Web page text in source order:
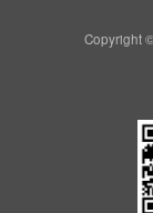
Copyright